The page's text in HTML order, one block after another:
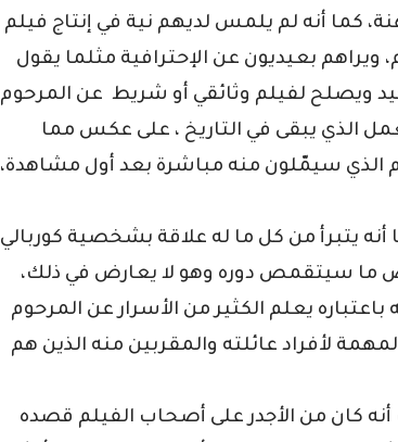
كما أنه لم يلمس لديهم نية في إنتاج فيلم
بعيديون عن الإحترافية مثلما يقول
جيد ويصلح لفيلم وثائقي أو شريط عن المرحوم
الذي يبقى في التاريخ ، على عكس مما
الذي سيمّلون منه مباشرة بعد أول مشاهدة،
يتبرأ من كل ما له علاقة بشخصية كوربالي
ما سيتقمص دوره وهو لا يعارض في ذلك،
يعلم الكثير من الأسرار عن المرحوم
لأفراد عائلته والمقربين منه الذين هم
كان من الأجدر على أصحاب الفيلم قصده